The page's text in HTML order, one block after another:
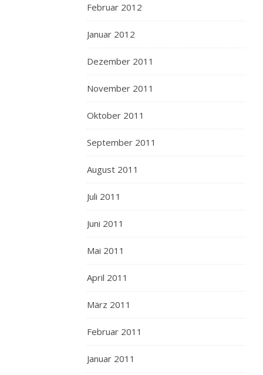
Februar 2012
Januar 2012
Dezember 2011
November 2011
Oktober 2011
September 2011
August 2011
Juli 2011
Juni 2011
Mai 2011
April 2011
März 2011
Februar 2011
Januar 2011